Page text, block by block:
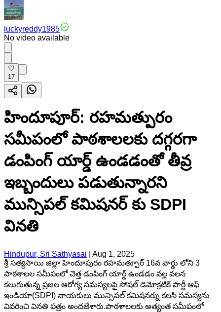
luckyreddy1985
No video available
17
హిందూపూర్‌: రహమత్పురం
సమీపంలో పాఠశాలలకు దగ్గరగా
డంపింగ్ యార్డ్ ఉండడంతో తీవ్ర
ఇబ్బందులు పడుతున్నారని
మున్సిపల్ కమిషనర్ కు SDPI
వినతి
Hindupur, Sri Sathyasai
Aug 1, 2025
శ్రీ సత్యసాయి జిల్లా హిందూపురం రహమత్పూర్ 16వ వార్డు లోని 3
పాఠశాలల సమీపంలో చెత్త డంపింగ్ యార్డ్ ఉండడం వల్ల వలన
కలుగుతున్న ప్రజల ఆరోగ్య సమస్యలపై సోషల్ డెమోక్రటిక్ పార్టీ ఆఫ్
ఇండియా(SDPI) నాయకులు మున్సిపల్ కమిషనర్ను కలసి సమస్యను
వివరించి వినతి పత్రం అందజేశారు.పాఠశాలలకు అత్యంత సమీపంలో